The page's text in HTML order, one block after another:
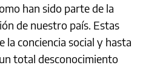
han sido parte de la
de nuestro país. Estas
la conciencia social y hasta
total desconocimiento